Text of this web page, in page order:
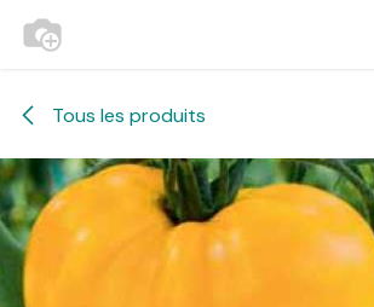
Se rendre au contenu
Tous les produits